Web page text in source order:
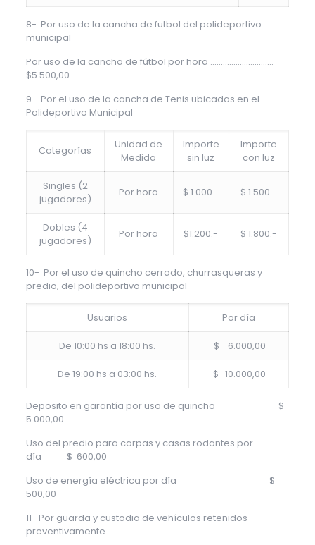
8- Por uso de la cancha de futbol del polideportivo
municipal
Por uso de la cancha de fútbol por hora …………………………
$5.500,00
9- Por el uso de la cancha de Tenis ubicadas en el
Polideportivo Municipal
Categorías
Unidad de
Medida
Importe
sin luz
Importe
con luz
Singles (2
jugadores)
Por hora $ 1.000.- $ 1.500.-
Dobles (4
jugadores)
Por hora $1.200.- $ 1.800.-
10- Por el uso de quincho cerrado, churrasqueras y
predio, del polideportivo municipal
Usuarios Por día
De 10:00 hs a 18:00 hs. $ 6.000,00
De 19:00 hs a 03:00 hs. $ 10.000,00
Deposito en garantía por uso de quincho $
5.000,00
Uso del predio para carpas y casas rodantes por
día $ 600,00
Uso de energía eléctrica por día $
500,00
11- Por guarda y custodia de vehículos retenidos
preventivamente